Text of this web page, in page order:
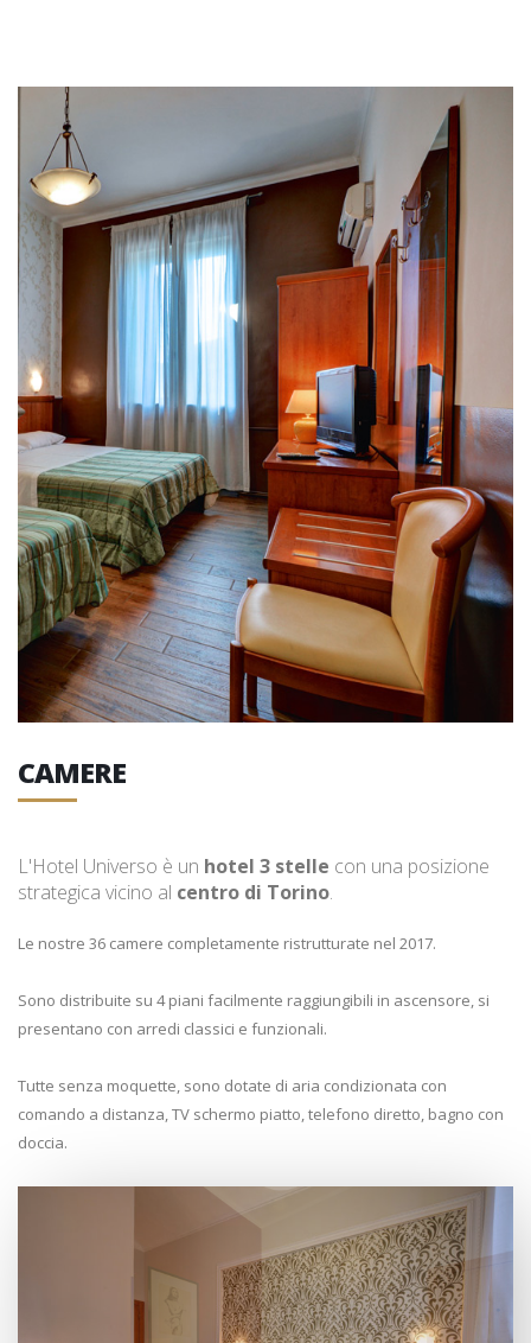
CAMERE
L'Hotel Universo è un hotel 3 stelle con una posizione
strategica vicino al centro di Torino.
Le nostre 36 camere completamente ristrutturate nel 2017.
Sono distribuite su 4 piani facilmente raggiungibili in ascensore, si
presentano con arredi classici e funzionali.
Tutte senza moquette, sono dotate di aria condizionata con
comando a distanza, TV schermo piatto, telefono diretto, bagno con
doccia.